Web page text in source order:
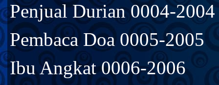
Penjual Durian 0004-2004
Pembaca Doa 0005-2005
Ibu Angkat 0006-2006